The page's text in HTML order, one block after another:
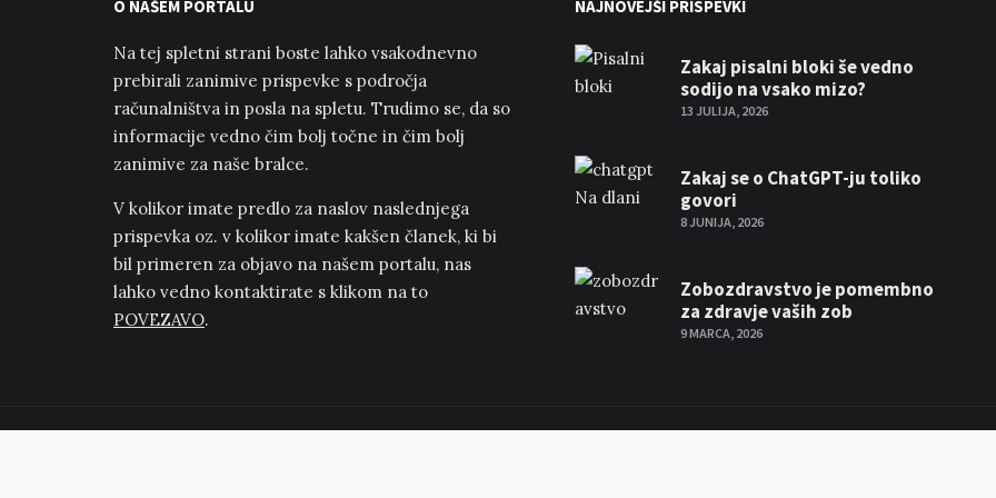
O NAŠEM PORTALU
Na tej spletni strani boste lahko vsakodnevno
prebirali zanimive prispevke s področja
računalništva in posla na spletu. Trudimo se, da so
informacije vedno čim bolj točne in čim bolj
zanimive za naše bralce.
V kolikor imate predlo za naslov naslednjega
prispevka oz. v kolikor imate kakšen članek, ki bi
bil primeren za objavo na našem portalu, nas
lahko vedno kontaktirate s klikom na to
POVEZAVO.
NAJNOVEJŠI PRISPEVKI
Zakaj pisalni bloki še vedno
sodijo na vsako mizo?
13 JULIJA, 2026
Zakaj se o ChatGPT-ju toliko
govori
8 JUNIJA, 2026
Zobozdravstvo je pomembno
za zdravje vaših zob
9 MARCA, 2026